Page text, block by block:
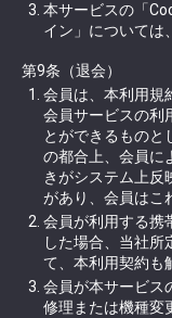
本サービスの「
イン」については、
第9条（退会）
会員は、本利用規
会員サービスの利
とができるものと
の都合上、会員に
きがシステム上反
があり、会員はこ
会員が利用する携
した場合、当社所
て、本利用契約も
会員が本サービス
修理または機種変